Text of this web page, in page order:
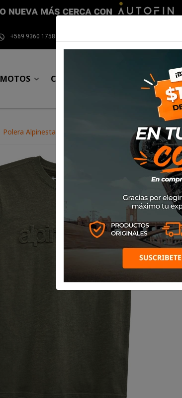
+569 9360 1758
MOTOS CASCOS EQUIPAMIENTO
Polera Alpinestars Emboss SS Militar